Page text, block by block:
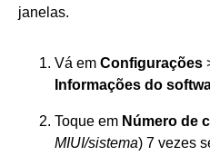
janelas.
Vá em Configurações
Informações do
Toque em Número de
MIUI/sistema) 7 vezes